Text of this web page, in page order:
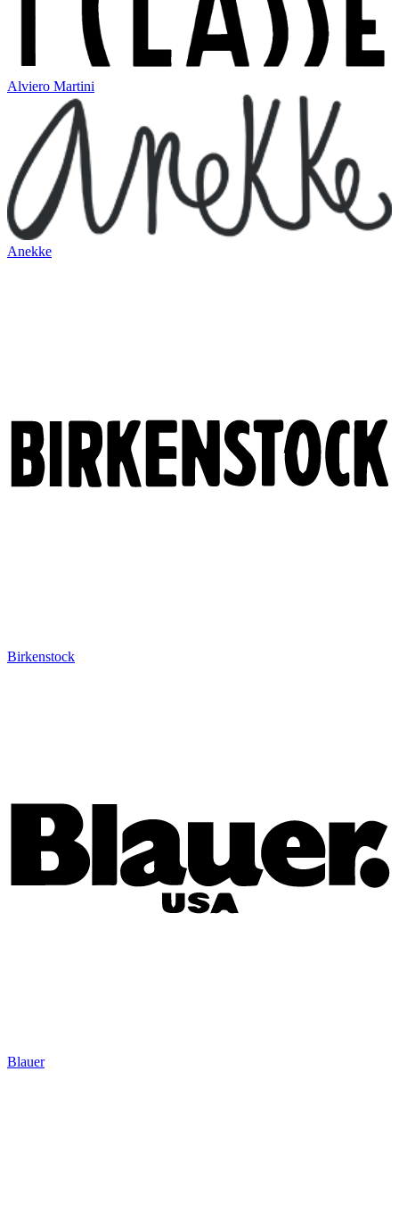
Alviero Martini
Anekke
Birkenstock
Blauer